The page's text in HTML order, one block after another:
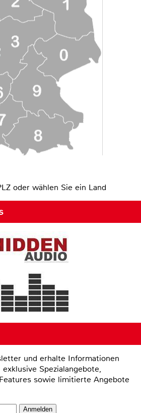
oder wählen Sie ein Land
und erhalte Informationen
Spezialangebote,
sowie limitierte Angebote